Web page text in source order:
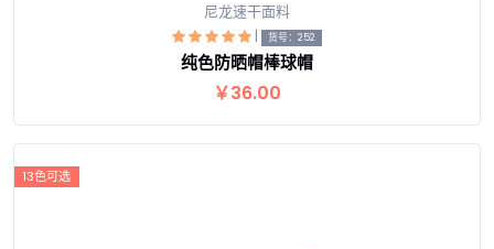
查看详情
尼龙速干面料
| 货号：252
纯色防晒帽棒球帽
￥36.00
13色可选